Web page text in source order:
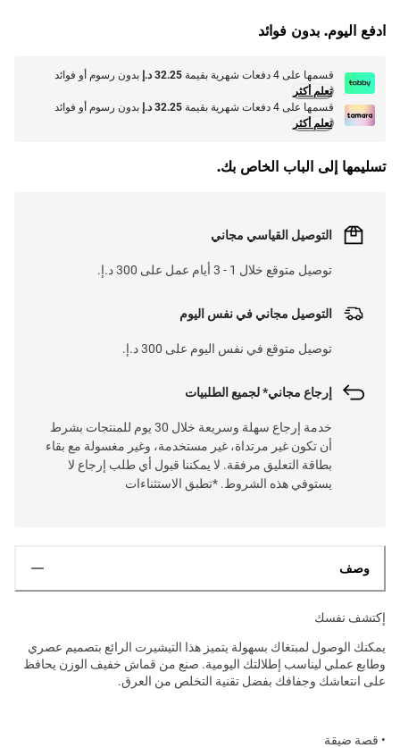
ادفع اليوم. بدون فوائد
قسمها على 4 دفعات شهرية بقيمة 32.25 د.إ
بدون رسوم أو فوائد
تعلم أكثر
قسمها على 4 دفعات شهرية بقيمة
32.25 د.إ
بدون رسوم أو فوائد
تعلم أكثر
تسليمها إلى الباب الخاص بك.
التوصيل القياسي مجاني
توصيل متوقع خلال 1 - 3 أيام عمل على 300 د.إ.
التوصيل مجاني في نفس اليوم
توصيل متوقع في نفس اليوم على 300 د.إ.
إرجاع مجاني* لجميع الطلبيات
خدمة إرجاع سهلة وسريعة خلال 30 يوم للمنتجات بشرط
أن تكون غير مرتداة، غير مستخدمة، وغير مغسولة مع بقاء
بطاقة التعليق مرفقة. لا يمكننا قبول أي طلب إرجاع لا
يستوفي هذه الشروط. *تطبق الاستثناءات
وصف
إكتشف نفسك
يمكنك الوصول لمبتغاك بسهولة يتميز هذا التيشيرت الرائع بتصميم عصري
وطابع عملي ليناسب إطلالتك اليومية. صنع من قماش خفيف الوزن يحافظ
على انتعاشك وجفافك بفضل تقنية التخلص من العرق.
• قصة ضيقة